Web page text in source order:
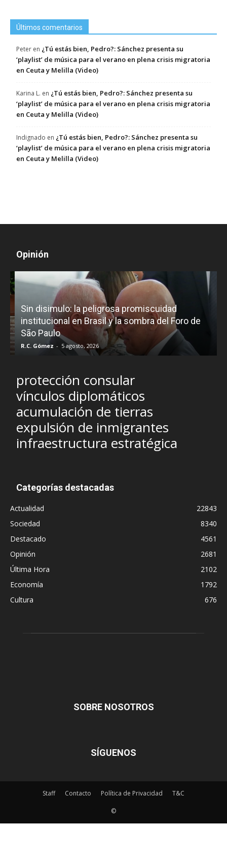
Últimos comentarios
Peter en ¿Tú estás bien, Pedro?: Sánchez presenta su
‘playlist’ de música para el verano en plena crisis migratoria
en Ceuta y Melilla (Video)
Karina L. en ¿Tú estás bien, Pedro?: Sánchez presenta su
‘playlist’ de música para el verano en plena crisis migratoria
en Ceuta y Melilla (Video)
Indignado en ¿Tú estás bien, Pedro?: Sánchez presenta su
‘playlist’ de música para el verano en plena crisis migratoria
en Ceuta y Melilla (Video)
Opinión
Sin disimulo: la peligrosa promiscuidad
institucional en Brasil y la sombra del Foro de
São Paulo
R.C. Gómez - 5 agosto, 2026
protección consular
vínculos diplomáticos
acumulación de tierras
expulsión de inmigrantes
infraestructura estratégica
Categorías destacadas
Actualidad
22843
Sociedad
8340
Destacado
4561
Opinión
2681
Última Hora
2102
Economía
1792
Cultura
676
SOBRE NOSOTROS
SÍGUENOS
Staff Contacto Política de Privacidad T&C
©